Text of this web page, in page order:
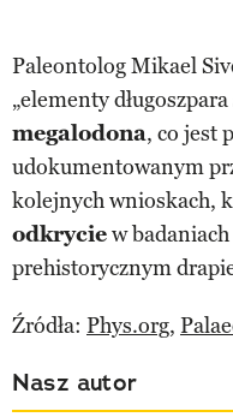
Paleontolog Mikael
„elementy
megalodona, co jest
udokumentowanym
kolejnych wnioskach,
odkryciew
prehistorycznym
Źródła: Phys.org,
Nasz autor